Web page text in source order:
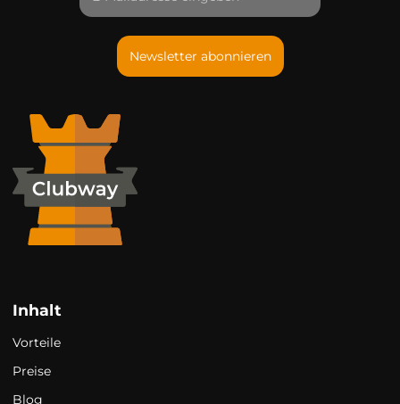
Newsletter abonnieren
Inhalt
Vorteile
Preise
Blog